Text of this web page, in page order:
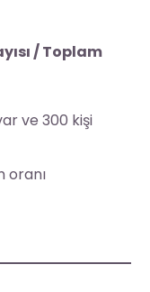
/ Toplam
ve 300 kişi
oranı